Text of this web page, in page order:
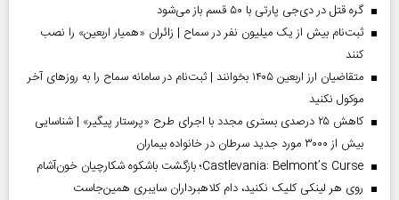
گره قتل در دی‌جی پارتی با ۵۰ قسم باز می‌شود
ثبت‌نام بیش از یک میلیون نفر در سماح | زائران «همیار اربعین» را نصب
کنند
متقاضیان ارز اربعین ۱۴۰۵ بخوانند | ثبت‌نام در سامانه سماح را به روز‌های آخر
موکول نکنید
کاهش ۲۵ درصدی بستری مجدد با اجرای طرح «پرستار پیگیر» | شناسایی
بیش از ۳۰۰۰ مورد جدید سرطان در خانواده بیماران
Castlevania: Belmont’s Curse؛ بازگشت باشکوه شکارچیان خون‌آشام
روی هر لینکی کلیک نکنید، دام کلاهبرداران سایبری همین‌جاست